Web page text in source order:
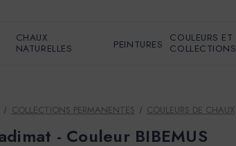
CHAUX
NATURELLES
PEINTURES
COULEURS ET
COLLECTIONS
COLLECTIONS PERMANENTES COULEURS DE CHAUX
- Couleur BIBEMUS